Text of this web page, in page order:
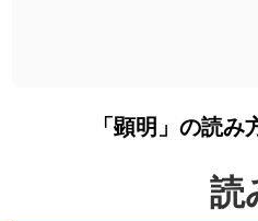
「顕明」の読
読